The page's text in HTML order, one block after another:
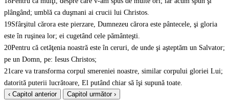
plângând; umblă ca duşmani ai crucii lui Christos.
19Sfârşitul cărora este pierzare, Dumnezeu cărora este pântecele, şi gloria
este în ruşinea lor; ei cugetând cele pământeşti.
20Pentru că cetăţenia noastră este în ceruri, de unde şi aşteptăm un Salvator;
pe un Domn, pe: Iesus Christos;
21care va transforma corpul smereniei noastre, similar corpului gloriei Lui;
datorită puterii lucrătoare, El putând chiar să îşi supună toate.
‹ Capitol anterior
Capitol următor ›